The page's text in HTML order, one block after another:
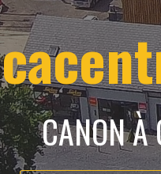
CANON À